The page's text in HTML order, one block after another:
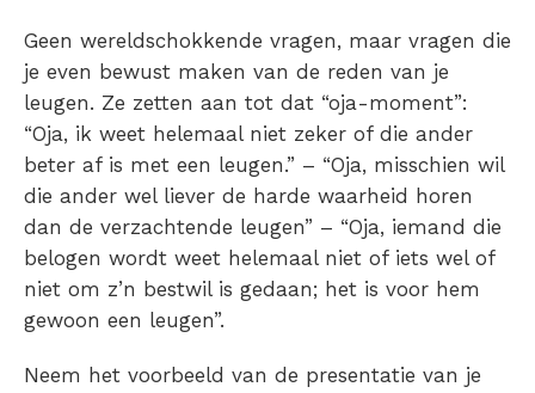
Geen wereldschokkende vragen, maar vragen die
je even bewust maken van de reden van je
leugen. Ze zetten aan tot dat “oja-moment”:
“Oja, ik weet helemaal niet zeker of die ander
beter af is met een leugen.” – “Oja, misschien wil
die ander wel liever de harde waarheid horen
dan de verzachtende leugen” – “Oja, iemand die
belogen wordt weet helemaal niet of iets wel of
niet om z’n bestwil is gedaan; het is voor hem
gewoon een leugen”.
Neem het voorbeeld van de presentatie van je